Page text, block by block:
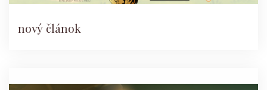
nový článok